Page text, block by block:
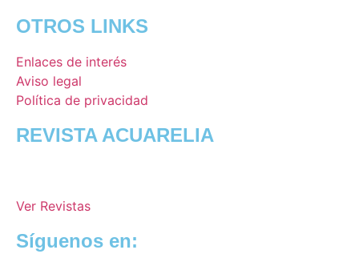
OTROS LINKS
Enlaces de interés
Aviso legal
Política de privacidad
REVISTA ACUARELIA
Ver Revistas
Síguenos en: